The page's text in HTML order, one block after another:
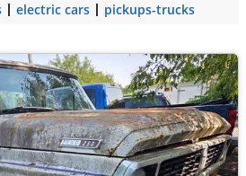
electric cars pickups-trucks